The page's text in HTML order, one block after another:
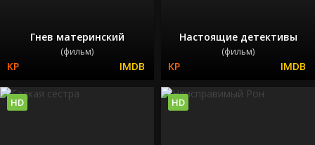
Гнев материнский
(фильм)
Настоящие детективы
(фильм)
HD HD